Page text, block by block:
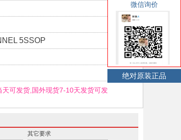
5SSOP
可发货,国外现货7-10天发货可发
其它要求
微信询价
绝对原装正品